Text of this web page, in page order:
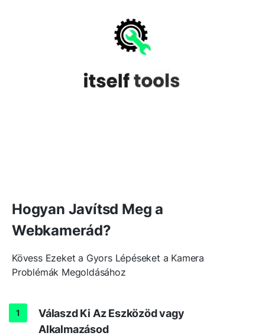
Hogyan Javítsd Meg a
Webkamerád?
Kövess Ezeket a Gyors Lépéseket a Kamera
Problémák Megoldásához
Válaszd Ki Az Eszközöd vagy
Alkalmazásod